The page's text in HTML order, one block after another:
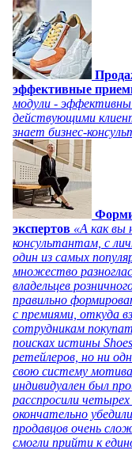
эффективные
модули -
действующими
знает бизнес-
экспертов «А как вы
консультантам, с
один из самых
множество
владельцев
правильно
с премиями, откуда
сотрудникам
поисках истины
ретейлеров, но ни
свою систему
индивидуален был
расспросили
окончательно
продавцов очень
смогли прийти к